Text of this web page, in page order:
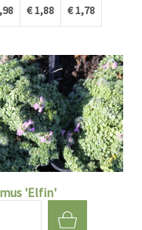
€ 1,88 € 1,78
'Elfin'